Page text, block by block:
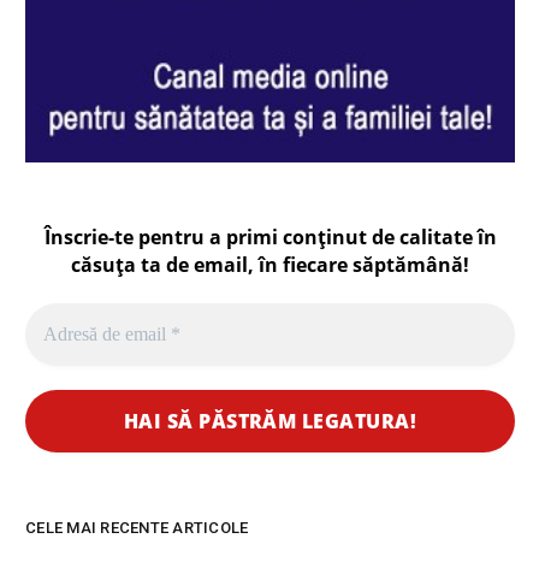
Înscrie-te pentru a primi conținut de calitate în
căsuța ta de email, în fiecaresăptămână!
CELE MAI RECENTE ARTICOLE